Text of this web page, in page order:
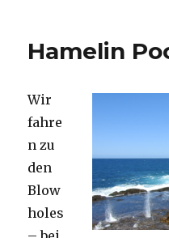
Hamelin
Wir
fahre
n zu
den
Blow
holes